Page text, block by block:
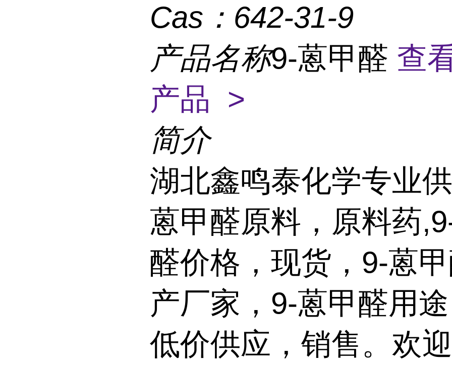
Cas： 642-31-9
产品名称9-蒽甲醛 查
产品 >
简介
湖北鑫鸣泰化学专业
蒽甲醛原料，原料药
醛价格，现货，9-蒽
产厂家，9-蒽甲醛用
低价供应，销售。欢